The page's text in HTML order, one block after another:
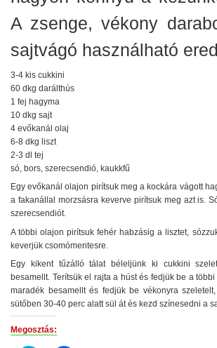
A zsenge, vékony
sajtvágó használható
3-4 kis cukkini
60 dkg darálthús
1 fej hagyma
10 dkg sajt
4 evőkanál olaj
6-8 dkg liszt
2-3 dl tej
só, bors, szerecsendió, kaukkfű
Egy evőkanál olajon pirítsuk meg a kockára vágott
a fakanállal morzsásra keverve pirítsuk meg azt is.
szerecsendiót.
A többi olajon pirítsuk fehér habzásig a lisztet,
keverjük csomómentesre.
Egy kikent tűzálló tálat béleljünk ki cukkini
besamellt. Terítsük el rajta a húst és fedjük be a
maradék besamellt és fedjük be vékonyra
sütőben 30-40 perc alatt sül át és kezd színesedni a
Megosztás: